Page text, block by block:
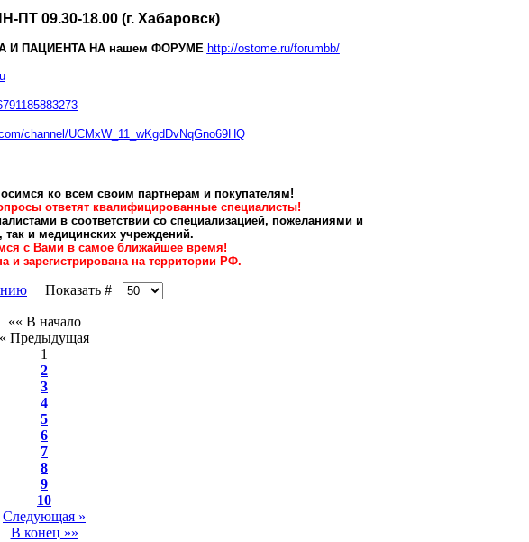
ПТ 09.30-18.00 (г. Хабаровск)
ПАЦИЕНТА НА нашем ФОРУМЕ http://ostome.ru/forumbb/
channel/UCMxW_11_wKgdDvNqGno69HQ
ко всем своим партнерам и покупателям!
ответят квалифицированные специалисты!
в соответствии со специализацией, пожеланиями и
и медицинских учреждений.
с Вами в самое ближайшее время!
и зарегистрирована на территории РФ.
Показать #
«« В начало
« Предыдущая
1
2
3
4
5
6
7
8
9
10
Следующая »
В конец »»